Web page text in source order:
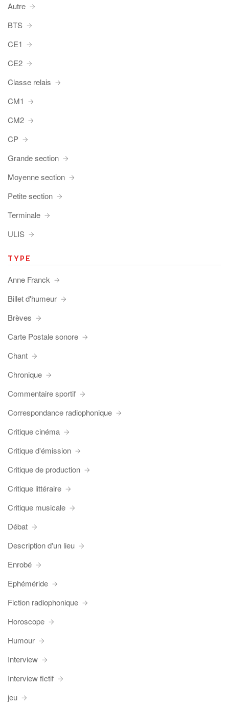
Autre
BTS
CE1
CE2
Classe relais
CM1
CM2
CP
Grande section
Moyenne section
Petite section
Terminale
ULIS
TYPE
Anne Franck
Billet d'humeur
Brèves
Carte Postale sonore
Chant
Chronique
Commentaire sportif
Correspondance radiophonique
Critique cinéma
Critique d'émission
Critique de production
Critique littéraire
Critique musicale
Débat
Description d'un lieu
Enrobé
Ephéméride
Fiction radiophonique
Horoscope
Humour
Interview
Interview fictif
jeu